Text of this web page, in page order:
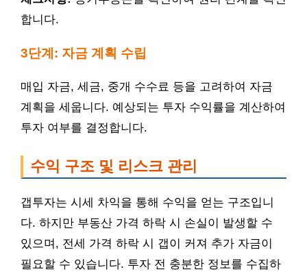
합니다.
3단계: 자금 계획 수립
매입 자금, 세금, 중개 수수료 등을 고려하여 자금
계획을 세웁니다. 예상되는 투자 수익률을 계산하여
투자 여부를 결정합니다.
수익 구조 및 리스크 관리
갭투자는 시세 차익을 통해 수익을 얻는 구조입니
다. 하지만 부동산 가격 하락 시 손실이 발생할 수
있으며, 전세 가격 하락 시 갭이 커져 추가 자금이
필요할 수 있습니다. 투자 전 충분한 정보를 수집하